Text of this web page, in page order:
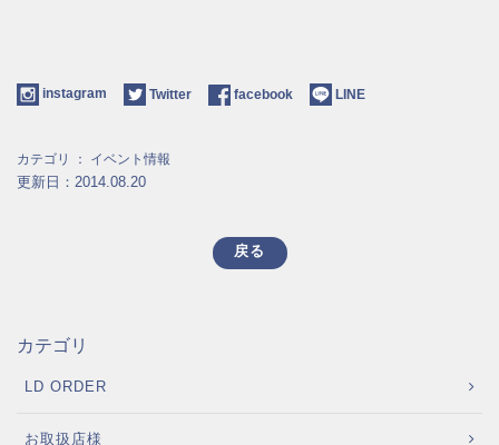
instagram Twitter facebook LINE
カテゴリ ： イベント情報
更新日：2014.08.20
戻る
カテゴリ
LD ORDER
お取扱店様